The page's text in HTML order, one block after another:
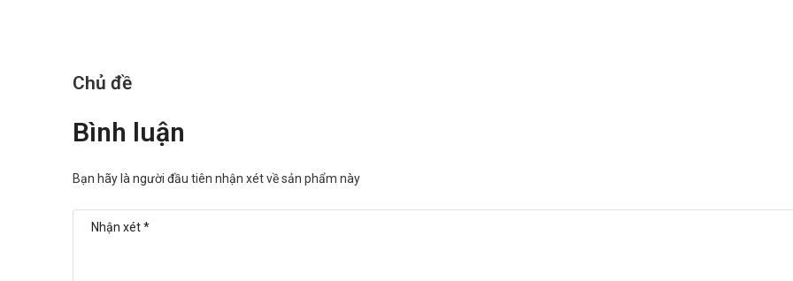
Các thành phần có trong sản phẩm đã được giới chuyên gia kiểm định và rất an toàn khi sử dụng.
Nguồn gốc, xuất xứ rõ ràng được sản xuất theo dây chuyền hiện đại.
Số lần sử dụng trong ngày ít.
Hiệu quả nhanh hay chậm phụ thuộc vào cơ địa mỗi người.
Chủ đề
Bình luận
Bạn hãy là người đầu tiên nhận xét về sản phẩm này